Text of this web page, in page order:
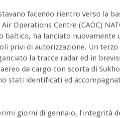
facendo rientro verso la
Operations Centre (CAOC)
baltico, ha lanciato nuovamente
privi di autorizzazione. Un
la tracce radar ed in
da cargo con scorta di
stati identificati ed
giorni di gennaio, l'integrità